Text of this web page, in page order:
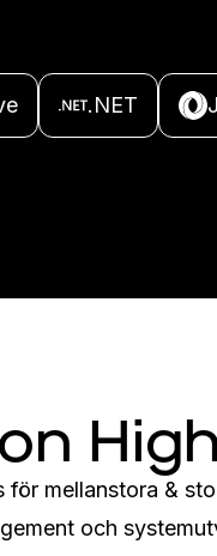
.NET
mellanstora &
och